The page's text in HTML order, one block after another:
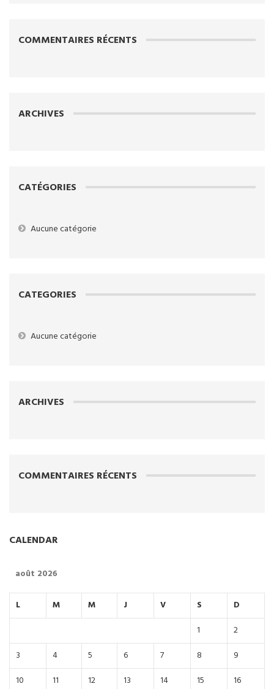
COMMENTAIRES RÉCENTS
ARCHIVES
CATÉGORIES
Aucune catégorie
CATEGORIES
Aucune catégorie
ARCHIVES
COMMENTAIRES RÉCENTS
CALENDAR
août 2026
L M M J V S
D
1
2
3
4 5 6 7 8
9
10
11 12 13 14 15
16